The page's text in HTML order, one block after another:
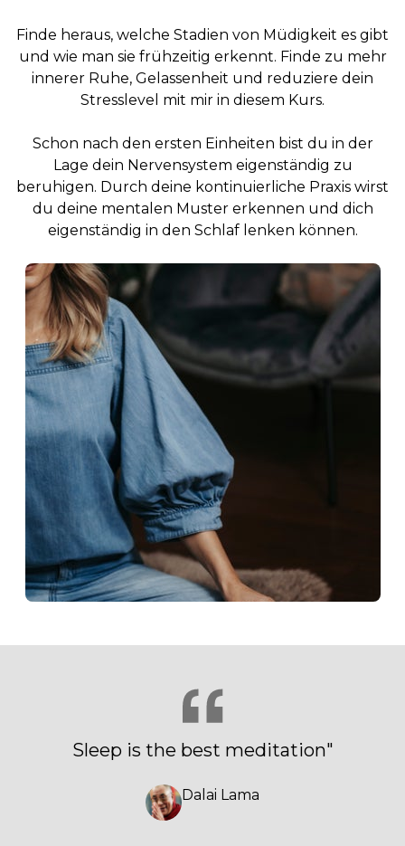
Finde heraus, welche Stadien von Müdigkeit es gibt
und wie man sie frühzeitig erkennt. Finde zu mehr
innerer Ruhe, Gelassenheit und reduziere dein
Stresslevel mit mir in diesem Kurs.
Schon nach den ersten Einheiten bist du in der
Lage dein Nervensystem eigenständig zu
beruhigen. Durch deine kontinuierliche Praxis wirst
du deine mentalen Muster erkennen und dich
eigenständig in den Schlaf lenken können.
Sleep is the best meditation"
Dalai Lama